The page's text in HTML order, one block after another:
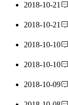
2018-10-21
2018-10-21
2018-10-10
2018-10-10
2018-10-09